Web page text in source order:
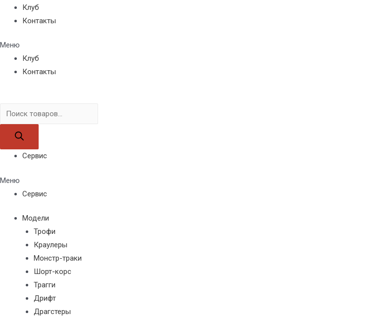
Клуб
Контакты
Меню
Клуб
Контакты
Поиск
товаров
Сервис
Меню
Сервис
Модели
Трофи
Краулеры
Монстр-траки
Шорт-корс
Трагги
Дрифт
Драгстеры